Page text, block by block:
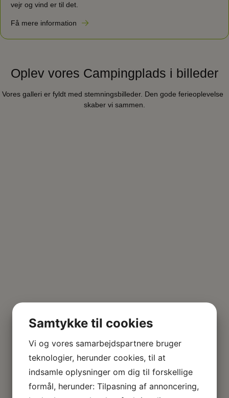
vejr og vind er til det.
Få mere information
Oplev vores Campingplads i billeder
Vores galleri er fyldt med stemningsbilleder. Den gode ferieoplevelse
skaber vi sammen.
Samtykke til cookies
Vi og vores samarbejdspartnere bruger
teknologier, herunder cookies, til at
indsamle oplysninger om dig til forskellige
formål, herunder: Tilpasning af annoncering,